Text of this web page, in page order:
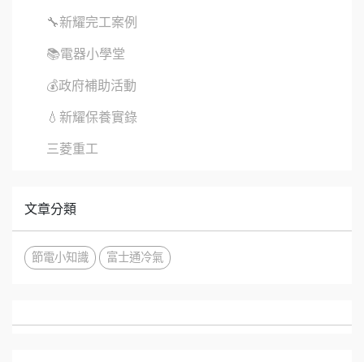
🔧新耀完工案例
📚電器小學堂
💰政府補助活動
💧新耀保養實錄
三菱重工
文章分類
節電小知識 富士通冷氣